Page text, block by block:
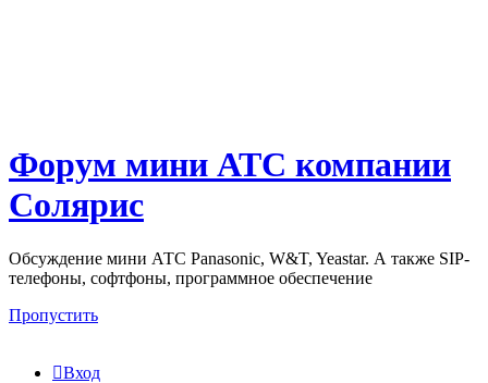
Форум мини АТС компании
Солярис
Обсуждение мини АТС Panasonic, W&T, Yeastar. А также SIP-
телефоны, софтфоны, программное обеспечение
Пропустить
Вход